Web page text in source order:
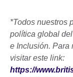
*Todos nuestros
política global
e Inclusión. Para
visitar este link:
https://